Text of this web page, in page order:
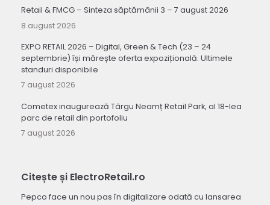
Retail & FMCG – Sinteza săptămânii 3 – 7 august 2026
8 august 2026
EXPO RETAIL 2026 – Digital, Green & Tech (23 – 24
septembrie) își mărește oferta expozițională. Ultimele
standuri disponibile
7 august 2026
Cometex inaugurează Târgu Neamț Retail Park, al 18-lea
parc de retail din portofoliu
7 august 2026
Citește și ElectroRetail.ro
Pepco face un nou pas în digitalizare odată cu lansarea